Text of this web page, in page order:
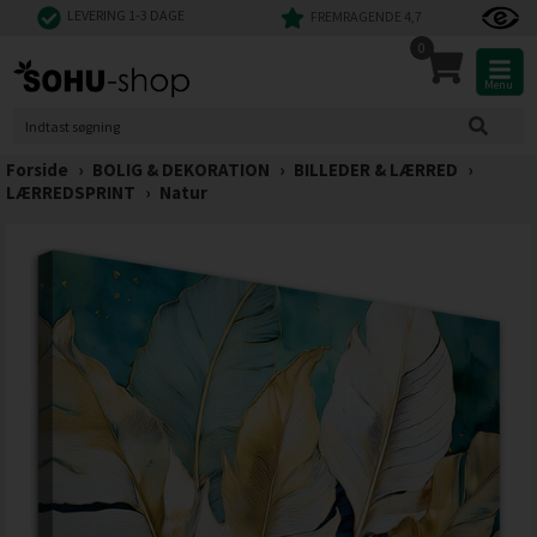
LEVERING 1-3 DAGE FREMRAGENDE 4,7
0
Menu
Forside › BOLIG & DEKORATION › BILLEDER & LÆRRED ›
LÆRREDSPRINT › Natur